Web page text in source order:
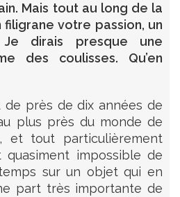
Mais tout au long de la
votre passion, un
Je dirais presque une
des coulisses. Qu’en
près de dix années de
plus près du monde de
et tout particulièrement
impossible de
sur un objet qui en
part très importante de